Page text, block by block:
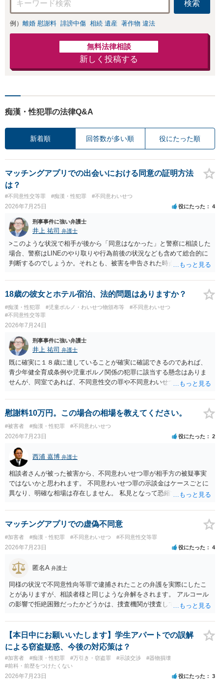
良い解決を目指し
ます。
検索
例） 離婚 慰謝料 誹謗中傷 相続 遺産 著作物 違法
無料法律相談
新しく投稿する
痴漢・性犯罪の法律Q&A
新着順 回答数が多い順 役にたった順
マッチングアプリでの出会いにおける同意の証明方法
は？
#不同意性交等罪 #痴漢・性犯罪 #不同意わいせつ
2026年7月25日 役にたった 4
刑事事件に強い弁護士
井上 祐司 弁護士
>このような状況で相手が後から「同意はなかった」と警察に相談した
場合、警察はLINEのやり取りや行為前後の状況なども含めて総合的に
判断するのでしょうか。それとも、被害を申告された時点で私がかな
の（不起訴事案）を含めて数件経験していますが、いずれも警察の対
応は前者です。 特に近年は、いわゆる異性間のトラブルから報復的
に不同意性交・不同意わいせつの罪の被害届が出される事案が頻発し
ており、警察も闇雲な逮捕をしないよう慎重になっているため、まず
は前後のＬＩＮＥやInstagram等の履歴をすべて統括的に縦覧して、
動くようになっていると感じます。
18歳の彼女とホテル宿泊、法的問題はありますか？
#痴漢・性犯罪 #児童ポルノ・わいせつ物頒布等
#不同意わいせつ
#不同意性交等罪
2026年7月24日
刑事事件に強い弁護士
井上 祐司 弁護士
既に確実に１８歳に達していることが確実に確認できるのであれば、
青少年健全育成条例や児童ポルノ関係の犯罪に該当する懸念はありま
せんが、同室であれば、不同意性交の罪や不同意わいせつの罪の問題
えます。 すでに成人している以上、ホテル側が訝しく思って連絡をす
る可能性というのはほとんどないと考えます。
慰謝料10万円。この場合の相場を教えてください。
#被害者 #痴漢・性犯罪 #不同意わいせつ
2026年7月23日 役にたった 2
西浦 嘉博 弁護士
相談者さんが被った被害から、不同意わいせつ罪が相手方の被疑事実
ではないかと思われます。 不同意わいせつ罪の示談金はケースごとに
異なり、明確な相場は存在しません。 私見となって恐縮ですが、一般
方、相手方に資力がなければ、相場通りの請求は困難であることに留
意ください。 より詳細について、お聞きになりたい場合、最寄りの法
マッチングアプリでの虚偽不同意
#加害者 #痴漢・性犯罪 #不同意わいせつ #不同意性交等罪
2026年7月23日 役にたった 4
匿名A 弁護士
同様の状況で不同意性向等罪で逮捕されたことの弁護を実際にしたこ
とがありますが、相談者様と同じような弁解をされます。 アルコール
の影響で拒絶困難だったかどうかは、捜査機関が捜査して判断するこ
分かりません。 また、拒絶困難であったとしても、それについて相談
者様に認識がなければ、「故意」がないという判断になることもあり
ます。 相談者様はあくまで「アルコールの影響はない」「完全なる同
意であった」とのお立場ですので、現時点で、対応できることはない
のではないでしょうか？（同意してたよねと言っても火に油をそそぐ
だけになりかねません。） そのため、現時点でこれ以上アドバイスで
【本日中にお願いいたします】学生アパートでの誤解
による窃盗疑惑、今後の対応策は？
#加害者 #痴漢・性犯罪 #万引き・窃盗罪 #示談交渉
#器物損壊
#前科・前歴をつけたくない
2026年7月23日 役にたった 3